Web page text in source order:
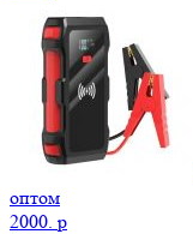
оптом
2000. p